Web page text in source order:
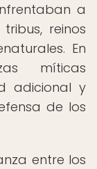
a
reinos
En
míticas
adicional y
de los
entre los